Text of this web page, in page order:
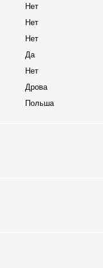
Нет
Нет
Нет
Да
Нет
Дрова
Польша